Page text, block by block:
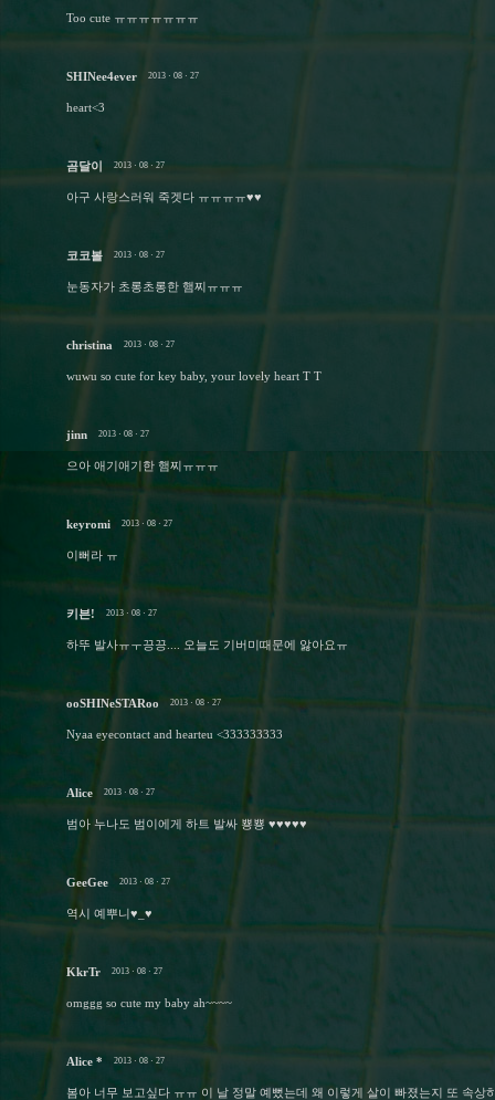
Too cute ㅠㅠㅠㅠㅠㅠㅠ
SHINee4ever 2013 · 08 · 27
heart<3
곰달이 2013 · 08 · 27
아구 사랑스러워 죽겟다 ㅠㅠㅠㅠ♥♥
코코볼 2013 · 08 · 27
눈동자가 초롱초롱한 햄찌ㅠㅠㅠ
christina 2013 · 08 · 27
wuwu so cute for key baby, your lovely heart T T
jinn 2013 · 08 · 27
으아 애기애기한 햄찌ㅠㅠㅠ
keyromi 2013 · 08 · 27
이뻐라 ㅠ
키븐! 2013 · 08 · 27
하뚜 발사ㅠㅜ끙끙.... 오늘도 기버미때문에 앓아요ㅠ
ooSHINeSTARoo 2013 · 08 · 27
Nyaa eyecontact and hearteu <333333333
Alice 2013 · 08 · 27
범아 누나도 범이에게 하트 발싸 뿅뿅 ♥♥♥♥♥
GeeGee 2013 · 08 · 27
역시 예뿌니♥_♥
KkrTr 2013 · 08 · 27
omggg so cute my baby ah~~~~
Alice * 2013 · 08 · 27
봄아 너무 보고싶다 ㅠㅠ 이 날 정말 예뻤는데 왜 이렇게 살이 빠졌는지 또 속상